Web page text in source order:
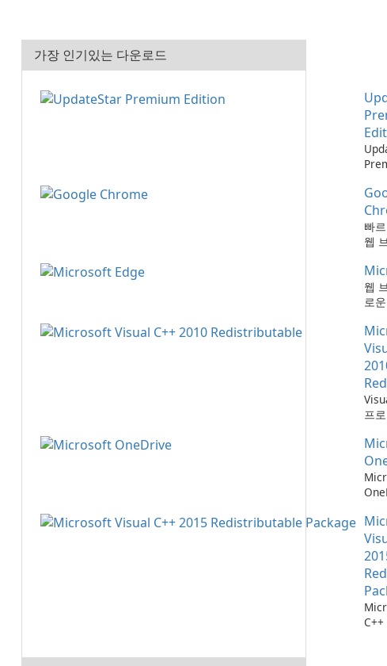
가장 인기있는 다운로드
최
하
때
다!
빠
웹
웹
로
프
소